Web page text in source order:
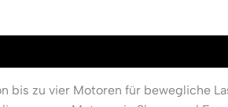
zu vier Motoren für bewegliche